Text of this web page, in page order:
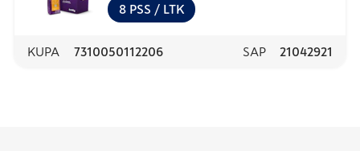
8 PSS / LTK
KUPA 7310050112206 SAP 21042921